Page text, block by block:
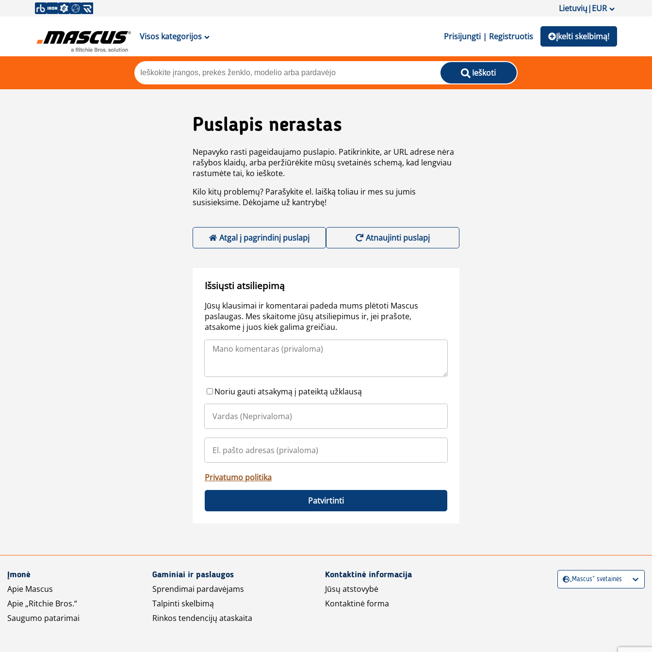
Lietuvių|EUR
Visos kategorijos Prisijungti | Registruotis Įkelti skelbimą!
Ieškoti
Puslapis nerastas
Nepavyko rasti pageidaujamo puslapio. Patikrinkite, ar URL adrese nėra
rašybos klaidų, arba peržiūrėkite mūsų svetainės schemą, kad lengviau
rastumėte tai, ko ieškote.
Kilo kitų problemų? Parašykite el. laišką toliau ir mes su jumis
susisieksime. Dėkojame už kantrybę!
Atgal į pagrindinį puslapį Atnaujinti puslapį
Išsiųsti atsiliepimą
Jūsų klausimai ir komentarai padeda mums plėtoti Mascus
paslaugas. Mes skaitome jūsų atsiliepimus ir, jei prašote,
atsakome į juos kiek galima greičiau.
Noriu gauti atsakymą į pateiktą užklausą
Privatumo politika
Patvirtinti
Įmonė
Apie Mascus
Apie „Ritchie Bros.“
Saugumo patarimai
Gaminiai ir paslaugos
Sprendimai pardavėjams
Talpinti skelbimą
Rinkos tendencijų ataskaita
Kontaktinė informacija
Jūsų atstovybė
Kontaktinė forma
„Mascus“ svetainės